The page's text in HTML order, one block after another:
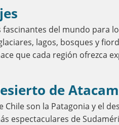
del mundo para
lagos, bosques y
que cada región ofrezca
de
son la Patagonia y el
espectaculares de